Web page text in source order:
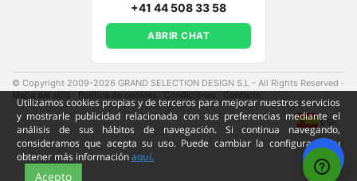
Utilizamos cookies propias y de terceros para mejorar nuestros servicios
y mostrarle publicidad relacionada con sus preferencias mediante el
análisis de sus hábitos de navegación. Si continua navegando,
consideramos que acepta su uso. Puede cambiar la configuración u
obtener más informaciónaquí.
Acepto
+41 44 508 33 58
ABRIR CHAT
© Copyright 2009-2026 GRAND SELECTION DESIGN S.L - All Rights Reserved ·
Mapa del sitio
Política de cookies Condiciones Contacto
ESP